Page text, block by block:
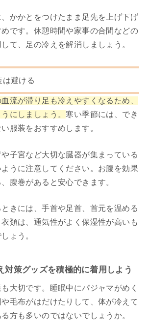
かかとをつけたまま足先を上げ下げ
です。休憩時間や家事の合間などの
て、足の冷えを解消しましょう。
避ける
流が滞り足も冷えやすくなるため、
にしましょう。 寒い季節には、でき
服装をおすすめします。
子宮など大切な臓器が集まっている
うに注意してください。 お腹を効果
腹巻があると安心できます。
きには、手首や足首、首元を温める
類は、通気性がよく保湿性が高いも
ょう。
対策グッズを積極的に着用しよう
大切です。
睡眠中にパジャマがめく
毛布がはだけたりして、体が冷えて
方も多いのではないでしょうか。